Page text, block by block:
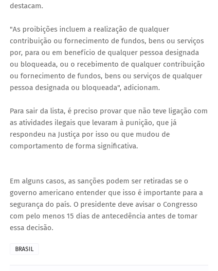
destacam.
"As proibições incluem a realização de qualquer
contribuição ou fornecimento de fundos, bens ou serviços
por, para ou em benefício de qualquer pessoa designada
ou bloqueada, ou o recebimento de qualquer contribuição
ou fornecimento de fundos, bens ou serviços de qualquer
pessoa designada ou bloqueada", adicionam.
Para sair da lista, é preciso provar que não teve ligação com
as atividades ilegais que levaram à punição, que já
respondeu na Justiça por isso ou que mudou de
comportamento de forma significativa.
Em alguns casos, as sanções podem ser retiradas se o
governo americano entender que isso é importante para a
segurança do país. O presidente deve avisar o Congresso
com pelo menos 15 dias de antecedência antes de tomar
essa decisão.
BRASIL